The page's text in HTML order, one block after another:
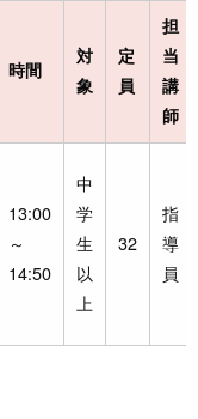
時間
対
象
定
員
担
当
講
師
13:00
～
14:50
中
学
生
以
上
32
指
導
員